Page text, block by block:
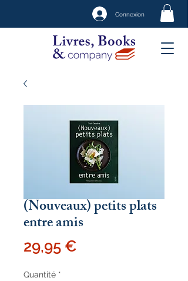
Connexion
(Nouveaux) petits plats
entre amis
29,95 €
Quantité *